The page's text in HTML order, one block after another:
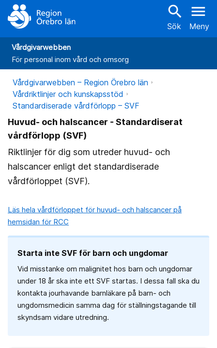
search
Sök
menu
Meny
Vårdgivarwebben
För personal inom vård och omsorg
Vårdgivarwebben – Region Örebro län
Vårdriktlinjer och kunskapsstöd
Standardiserade vårdförlopp – SVF
Huvud- och halscancer - Standardiserat
vårdförlopp (SVF)
Riktlinjer för dig som utreder huvud- och
halscancer enligt det standardiserade
vårdförloppet (SVF).
Läs hela vårdförloppet för huvud- och halscancer på
hemsidan för RCC
Starta inte SVF för barn och ungdomar
Vid misstanke om malignitet hos barn och ungdomar
under 18 år ska inte ett SVF startas. I dessa fall ska du
kontakta jourhavande barnläkare på barn- och
ungdomsmedicin samma dag för ställningstagande till
skyndsam vidare utredning.